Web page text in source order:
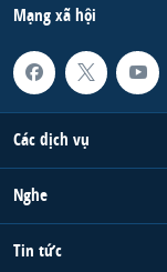
Mạng xã hội
Các dịch vụ
Nghe
Tin tức